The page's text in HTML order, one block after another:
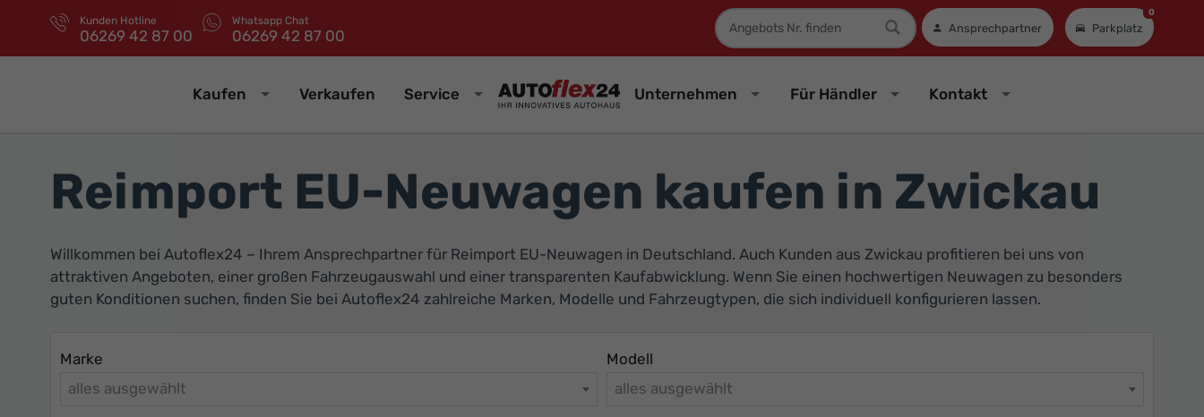
Kunden Hotline
06269 42 87 00
Whatsapp Chat
06269 42 87 00
Fahrzeugnummer
Ansprechpartner Parkplatz
0
Kaufen Verkaufen Service Unternehmen Für Händler Kontakt
Reimport EU-Neuwagen kaufen in Zwickau
Willkommen bei Autoflex24 – Ihrem Ansprechpartner für Reimport EU-Neuwagen in Deutschland. Auch Kunden aus Zwickau profitieren bei uns von
attraktiven Angeboten, einer großen Fahrzeugauswahl und einer transparenten Kaufabwicklung. Wenn Sie einen hochwertigen Neuwagen zu besonders
guten Konditionen suchen, finden Sie bei Autoflex24 zahlreiche Marken, Modelle und Fahrzeugtypen, die sich individuell konfigurieren lassen.
Marke
alles ausgewählt
Modell
alles ausgewählt